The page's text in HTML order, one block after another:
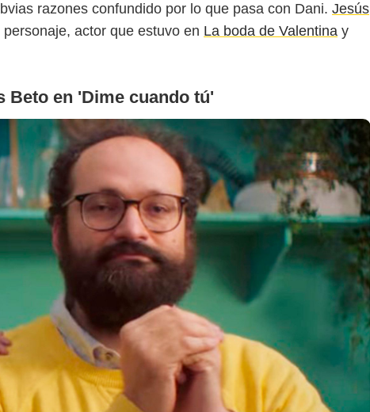
razones confundido por lo que pasa con Dani. Jesús
actor que estuvo en La boda de Valentina y
Beto en 'Dime cuando tú'